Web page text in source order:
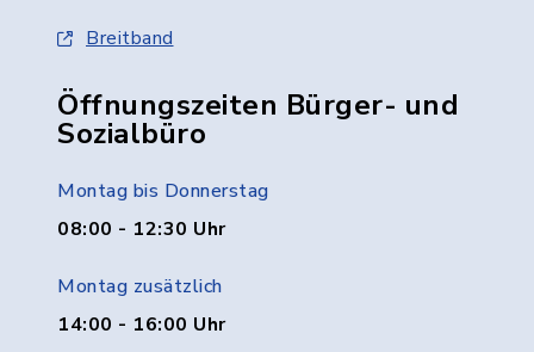
Breitband
Öffnungszeiten Bürger- und
Sozialbüro
Montag bis Donnerstag
08:00 - 12:30 Uhr
Montag zusätzlich
14:00 - 16:00 Uhr